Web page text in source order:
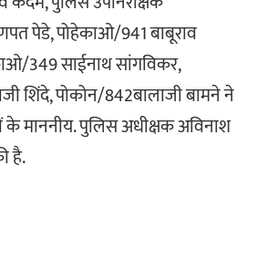
पेडे, पोहेकाओ/941 बाबूराव
349 साईनाथ सांगविकर,
शिंदे, पोकोन/842बालाजी बामने ने
के माननीय. पुलिस अधीक्षक अविनाश
है.